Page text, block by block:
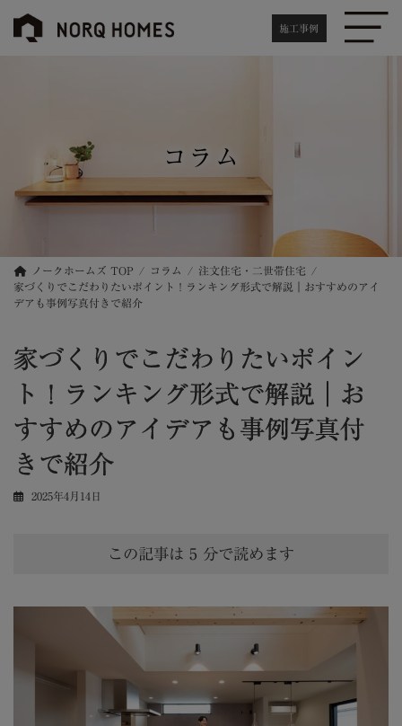
施工事例
コラム
ノークホームズ TOP コラム
注文住宅・二世帯住宅
家づくりでこだわりたいポイント！ランキング形式で解説｜おすすめのアイ
デアも事例写真付きで紹介
家づくりでこだわりたいポイン
ト！ランキング形式で解説｜お
すすめのアイデアも事例写真付
きで紹介
2025年4月14日
この記事は 5 分で読めます